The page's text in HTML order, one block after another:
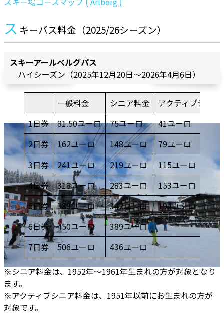
ス キーパス料金（2025/26シーズン）
スキーアールベルグパス
ハイシーズン（2025年12月20日～2026年4月6日）
一般料金 シニア料金
アクティブシニ
1日券
81.50ユーロ 75ユーロ
41ユーロ
2日券
162ユーロ 148ユーロ
79ユーロ
3日券
241ユーロ 219ユーロ
115ユーロ
4日券
318ユーロ 283ユーロ
153ユーロ
5日券
389ユーロ 342ユーロ
194ユーロ
6日券
450ユーロ
389ユーロ
7日券
506ユーロ 436ユーロ
※シニア料金は、1952年～1961年生まれの方が対象となり
ます。
※アクティブシニア料金は、1951年以前にお生まれの方が
対象です。